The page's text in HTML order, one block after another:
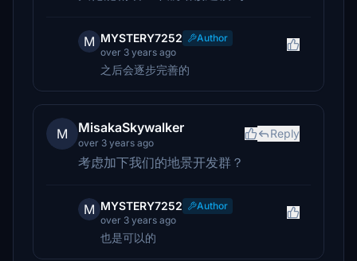
M MYSTERY7252
Author
over 3 years ago
之后会逐步完善的
M MisakaSkywalker
over 3 years ago
Reply
考虑加下我们的地景开发群？
M MYSTERY7252
Author
over 3 years ago
也是可以的